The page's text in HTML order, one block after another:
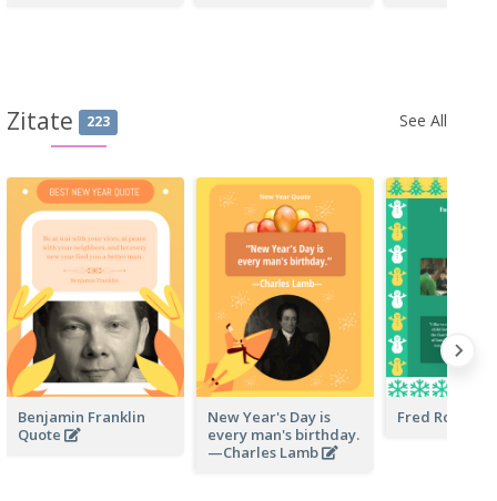
Zitate 223 See All
Benjamin Franklin
Quote
New Year's Day is
every man's birthday.
—Charles Lamb
Fred Rogers